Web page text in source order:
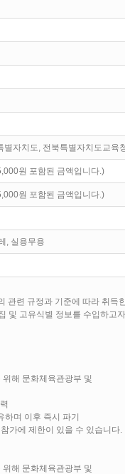
자치도, 전북특별자치도교육
원 포함된 금액입니다.)
원 포함된 금액입니다.)
, 실용무용
련 규정과 기준에 따라 취득
및 고유식별 정보를 수입하고
해 문화체육관광부 및
며 이후 즉시 파기
가에 제한이 있을 수 있습니다.
해 문화체육관광부 및